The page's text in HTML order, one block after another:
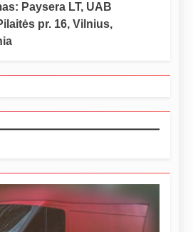
Paysera LT, UAB
pr. 16, Vilnius,